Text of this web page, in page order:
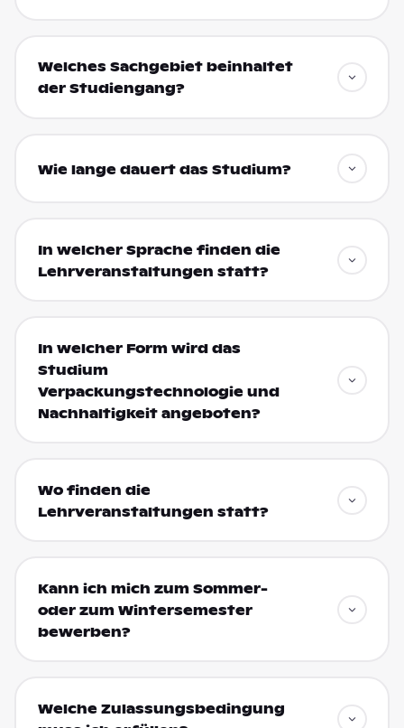
Welches Sachgebiet beinhaltet
der Studiengang?
Wie lange dauert das Studium?
In welcher Sprache finden die
Lehrveranstaltungen statt?
In welcher Form wird das
Studium
Verpackungstechnologie und
Nachhaltigkeit angeboten?
Wo finden die
Lehrveranstaltungen statt?
Kann ich mich zum Sommer-
oder zum Wintersemester
bewerben?
Welche Zulassungsbedingung